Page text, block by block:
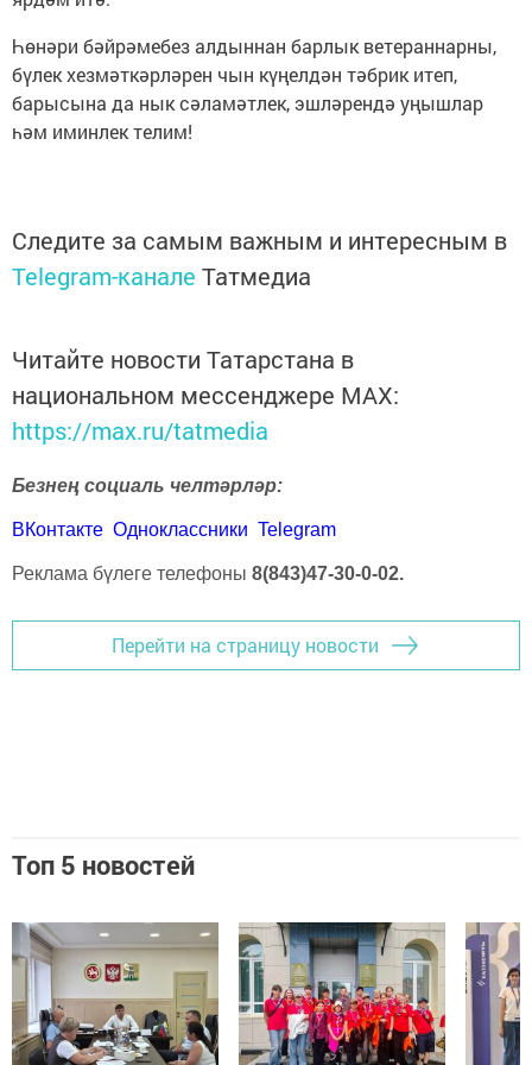
Һөнәри бәйрәмебез алдыннан барлык ветераннарны,
бүлек хезмәткәрләрен чын күңелдән тәбрик итеп,
барысына да нык сәламәтлек, эшләрендә уңышлар
һәм иминлек телим!
Следите за самым важным и интересным в
Telegram-канале Татмедиа
Читайте новости Татарстана в
национальном мессенджере MАХ:
https://max.ru/tatmedia
Безнең социаль челтәрләр:
ВКонтакте Одноклассники Telegram
Реклама бүлеге телефоны 8(843)47-30-0-02.
Перейти на страницу новости
Топ 5 новостей